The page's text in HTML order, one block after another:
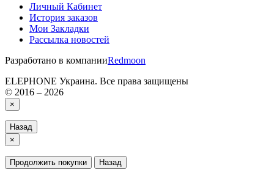
Личный Кабинет
История заказов
Мои Закладки
Рассылка новостей
Разработано в компанииRedmoon
ELEPHONE Украина. Все права защищены
© 2016 – 2026
×
Назад
×
Продолжить покупки Назад